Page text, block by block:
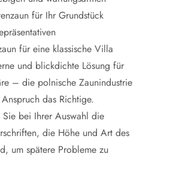
für Ihr Grundstück
für eine klassische Villa
und blickdichte Lösung für
– die polnische Zaunindustrie
das Richtige.
Sie bei Ihrer Auswahl die
die Höhe und Art des
um spätere Probleme zu